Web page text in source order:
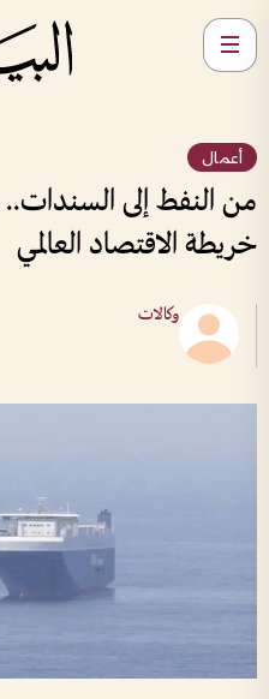
أعمال
من النفط إلى
خريطة الاقتصاد العالمي
وكالات